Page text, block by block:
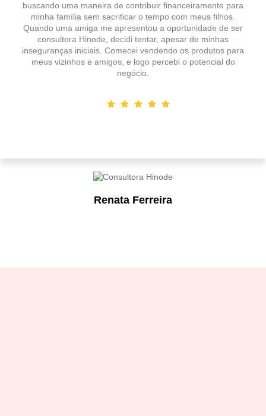
Renata Ferreira
buscando uma maneira de contribuir financeiramente para
minha família sem sacrificar o tempo com meus filhos.
Quando uma amiga me apresentou a oportunidade de ser
consultora Hinode, decidi tentar, apesar de minhas
inseguranças iniciais. Comecei vendendo os produtos para
meus vizinhos e amigos, e logo percebi o potencial do
negócio.